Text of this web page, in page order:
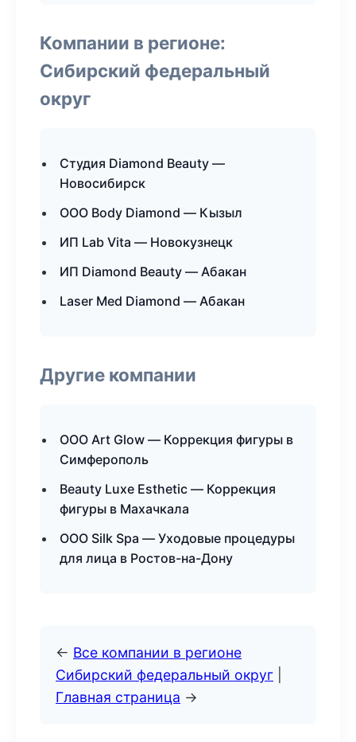
Компании в регионе:
Сибирский федеральный
округ
Студия Diamond Beauty —
Новосибирск
ООО Body Diamond — Кызыл
ИП Lab Vita — Новокузнецк
ИП Diamond Beauty — Абакан
Laser Med Diamond — Абакан
Другие компании
ООО Art Glow — Коррекция фигуры в
Симферополь
Beauty Luxe Esthetic — Коррекция
фигуры в Махачкала
ООО Silk Spa — Уходовые процедуры
для лица в Ростов-на-Дону
← Все компании в регионе
Сибирский федеральный округ
Главная страница →